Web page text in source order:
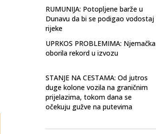
RUMUNIJA: Potopljene barže u
Dunavu da bi se podigao vodostaj
rijeke
UPRKOS PROBLEMIMA: Njemačka
oborila rekord u izvozu
STANJE NA CESTAMA: Od jutros
duge kolone vozila na graničnim
prijelazima, tokom dana se
očekuju gužve na putevima